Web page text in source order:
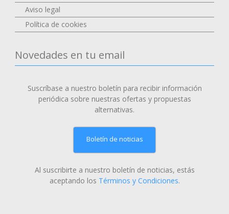
Aviso legal
Política de cookies
Novedades en tu email
Suscríbase a nuestro boletín para recibir información
periódica sobre nuestras ofertas y propuestas
alternativas.
Boletín de noticias
Al suscribirte a nuestro boletín de noticias, estás
aceptando los Términos y Condiciones.